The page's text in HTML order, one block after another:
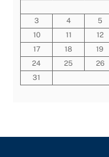
3
4 5
10
11 12
17
18 19
24
25 26
31